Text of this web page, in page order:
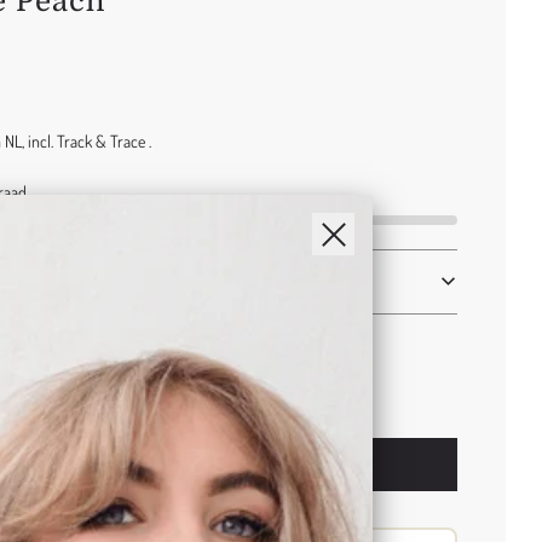
incl. Track & Trace .
l
a
d
Toevoegen